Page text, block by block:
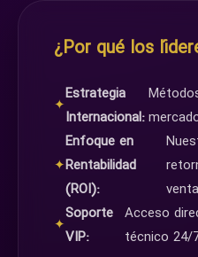
¿Por qué los
✦
Estrategia
Internacional:
✦
Enfoque en
Rentabilidad
(ROI):
✦
Soporte
VIP:
Acceso
técnico 24/